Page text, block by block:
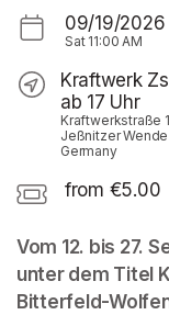
09/19/2026
Sat 11:00 AM
Kraftwerk
ab 17 Uhr
Kraftwerkstraße
Jeßnitzer
Germany
from €5.00
Vom 12. bis 27.
unter dem Titel
Bitterfeld-